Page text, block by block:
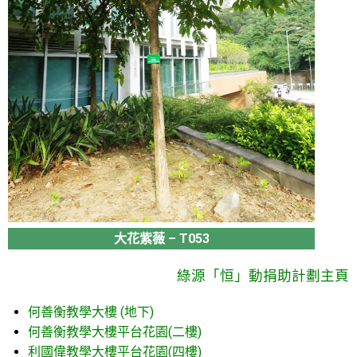
大花紫薇 – T053
綠源「恒」動捐助計劃主頁
何善衡教學大樓 (地下)
何善衡教學大樓平台花園(二樓)
利國偉教學大樓平台花園(四樓)